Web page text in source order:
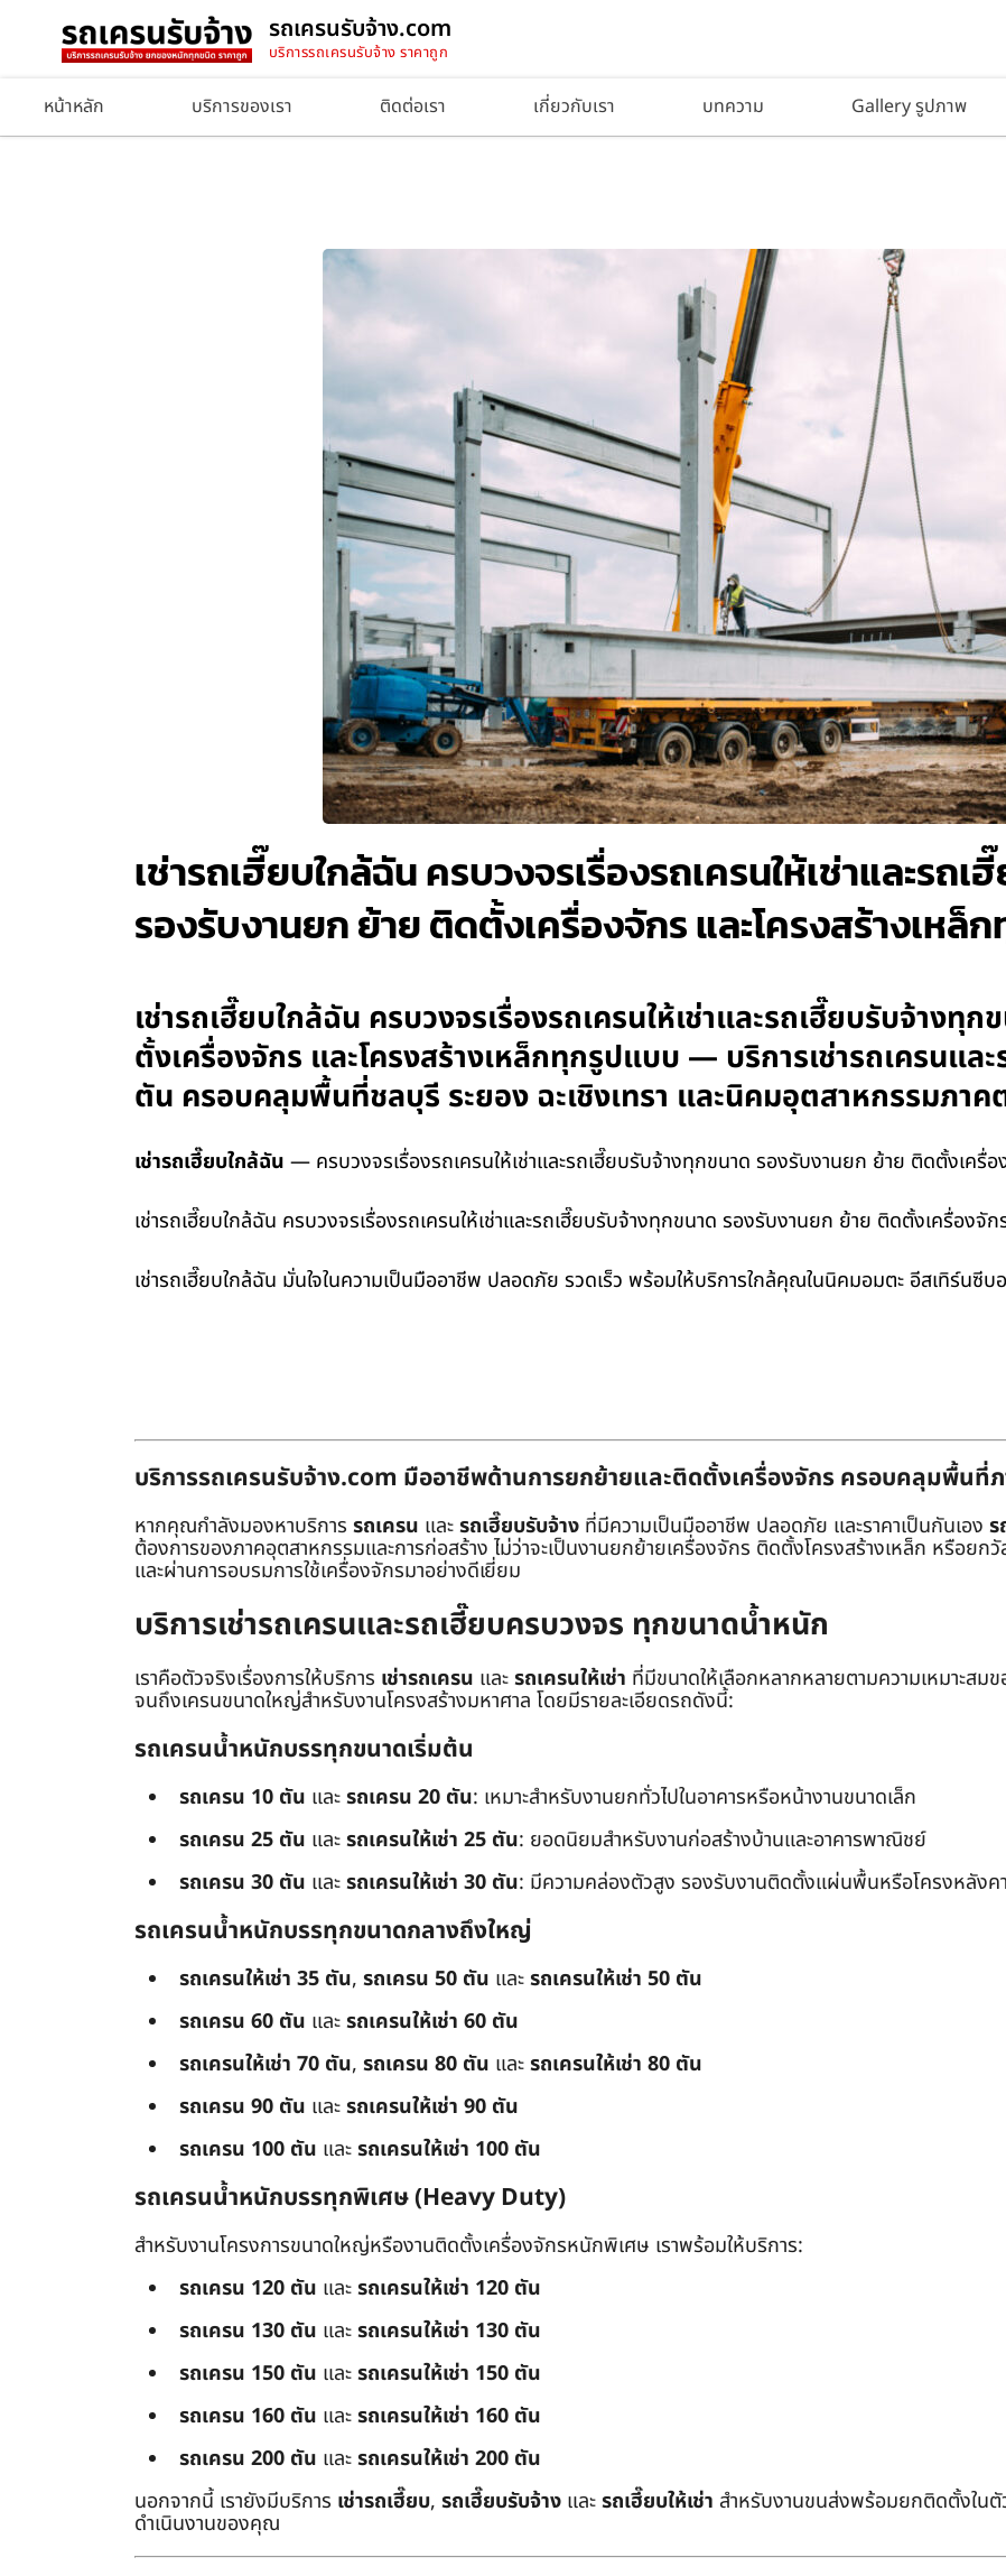
รถเครนรับจ้าง.com
บริการรถเครนรับจ้าง ราคาถูก
หน้าหลัก บริการของเรา ติดต่อเรา เกี่ยวกับเรา บทความ Gallery รูปภาพ
เช่ารถเฮี๊ยบใกล้ฉัน ครบวงจรเรื่องรถเครนให้เช่าและรถ
รองรับงานยก ย้าย ติดตั้งเครื่องจักร และโครงสร้างเหล็
เช่ารถเฮี๊ยบใกล้ฉัน ครบวงจรเรื่องรถเครนให้เช่าและรถเฮี๊ยบรับจ้างทุ
ตั้งเครื่องจักร และโครงสร้างเหล็กทุกรูปแบบ — บริการเช่ารถเครนแล
ตัน ครอบคลุมพื้นที่ชลบุรี ระยอง ฉะเชิงเทรา และนิคมอุตสาหกรรมภาค
เช่ารถเฮี๊ยบใกล้ฉัน — ครบวงจรเรื่องรถเครนให้เช่าและรถเฮี๊ยบรับจ้างทุกขนาด รองรับงานยก ย้าย ติดตั้งเครื่
เช่ารถเฮี๊ยบใกล้ฉัน ครบวงจรเรื่องรถเครนให้เช่าและรถเฮี๊ยบรับจ้างทุกขนาด รองรับงานยก ย้าย ติดตั้งเครื่องจั
เช่ารถเฮี๊ยบใกล้ฉัน มั่นใจในความเป็นมืออาชีพ ปลอดภัย รวดเร็ว พร้อมให้บริการใกล้คุณในนิคมอมตะ อีสเทิร์นซี
บริการรถเครนรับจ้าง.com มืออาชีพด้านการยกย้ายและติดตั้งเครื่องจักร ครอบคลุมพื้นที่
หากคุณกำลังมองหาบริการ รถเครน และรถเฮี๊ยบรับจ้าง ที่มีความเป็นมืออาชีพ ปลอดภัย และราคาเป็นกันเอง ร
ต้องการของภาคอุตสาหกรรมและการก่อสร้าง ไม่ว่าจะเป็นงานยกย้ายเครื่องจักร ติดตั้งโครงสร้างเหล็ก หรือย
และผ่านการอบรมการใช้เครื่องจักรมาอย่างดีเยี่ยม
บริการเช่ารถเครนและรถเฮี๊ยบครบวงจร ทุกขนาดน้ำหนัก
เราคือตัวจริงเรื่องการให้บริการ เช่ารถเครน และรถเครนให้เช่า ที่มีขนาดให้เลือกหลากหลายตามความเหมาะส
จนถึงเครนขนาดใหญ่สำหรับงานโครงสร้างมหาศาล โดยมีรายละเอียดรถดังนี้:
รถเครนน้ำหนักบรรทุกขนาดเริ่มต้น
รถเครน 10 ตัน และรถเครน 20 ตัน: เหมาะสำหรับงานยกทั่วไปในอาคารหรือหน้างานขนาดเล็ก
รถเครน 25 ตัน และรถเครนให้เช่า 25 ตัน: ยอดนิยมสำหรับงานก่อสร้างบ้านและอาคารพาณิชย์
รถเครน 30 ตัน และรถเครนให้เช่า 30 ตัน: มีความคล่องตัวสูง รองรับงานติดตั้งแผ่นพื้นหรือโครงหลังคา
รถเครนน้ำหนักบรรทุกขนาดกลางถึงใหญ่
รถเครนให้เช่า 35 ตัน, รถเครน 50 ตัน และรถเครนให้เช่า 50 ตัน
รถเครน 60 ตัน และรถเครนให้เช่า 60 ตัน
รถเครนให้เช่า 70 ตัน, รถเครน 80 ตัน และรถเครนให้เช่า 80 ตัน
รถเครน 90 ตัน และรถเครนให้เช่า 90 ตัน
รถเครน 100 ตัน และรถเครนให้เช่า 100 ตัน
รถเครนน้ำหนักบรรทุกพิเศษ (Heavy Duty)
สำหรับงานโครงการขนาดใหญ่หรืองานติดตั้งเครื่องจักรหนักพิเศษ เราพร้อมให้บริการ:
รถเครน 120 ตัน และรถเครนให้เช่า 120 ตัน
รถเครน 130 ตัน และรถเครนให้เช่า 130 ตัน
รถเครน 150 ตัน และรถเครนให้เช่า 150 ตัน
รถเครน 160 ตัน และรถเครนให้เช่า 160 ตัน
รถเครน 200 ตัน และรถเครนให้เช่า 200 ตัน
นอกจากนี้ เรายังมีบริการ เช่ารถเฮี๊ยบ, รถเฮี๊ยบรับจ้าง และรถเฮี๊ยบให้เช่า สำหรับงานขนส่งพร้อมยกติดตั้งในตั
ดำเนินงานของคุณ